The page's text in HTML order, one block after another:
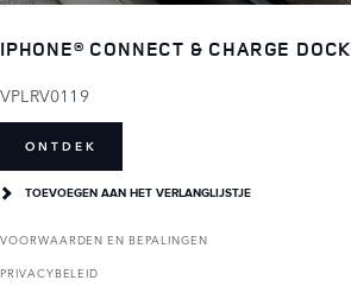
IPHONE® CONNECT & CHARGE DOCK
VPLRV0119
ONTDEK
TOEVOEGEN AAN HET VERLANGLIJSTJE
VOORWAARDEN EN BEPALINGEN
PRIVACYBELEID